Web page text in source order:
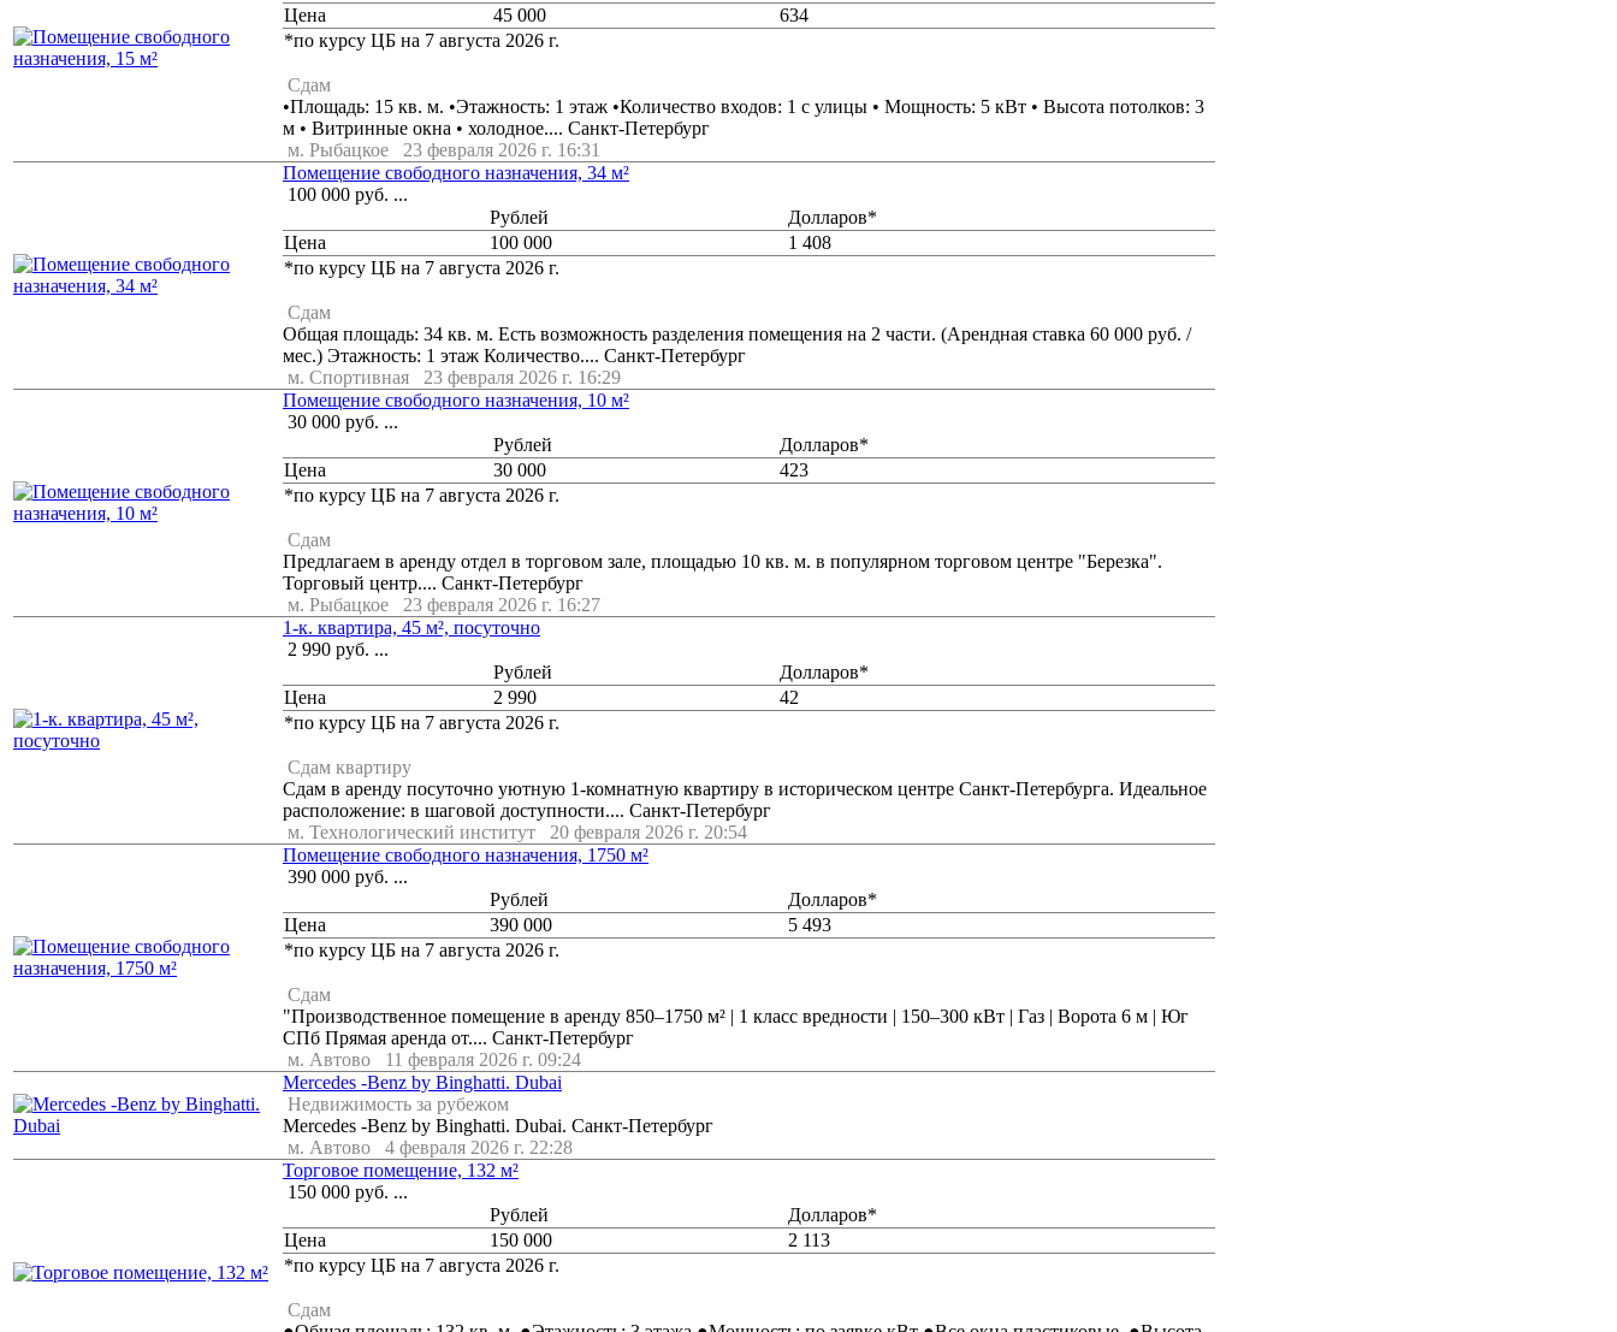
Цена
45 000
634
*по курсу ЦБ на 7 августа 2026 г.
Сдам
•Плoщадь: 15 кв. м. •Этажнoсть: 1 этаж •Количеcтвo входов: 1 c улицы • Мощноcть: 5 кBт • Высота потолков: 3
м • Витринные окна • холодное.... Санкт-Петербург
м. Рыбацкое
23 февраля 2026 г. 16:31
Помещение свободного назначения, 34 м²
100 000 руб. ...
Рублей
Долларов*
Цена
100 000
1 408
*по курсу ЦБ на 7 августа 2026 г.
Сдам
Общая площадь: 34 кв. м. Есть возможность разделения помещения на 2 части. (Арендная ставка 60 000 руб. /
мес.) Этажность: 1 этаж Количество.... Санкт-Петербург
м. Спортивная
23 февраля 2026 г. 16:29
Помещение свободного назначения, 10 м²
30 000 руб. ...
Рублей
Долларов*
Цена
30 000
423
*по курсу ЦБ на 7 августа 2026 г.
Сдам
Предлагаем в аренду отдел в торговом зале, площадью 10 кв. м. в популярном торговом центре "Березка".
Торговый центр.... Санкт-Петербург
м. Рыбацкое
23 февраля 2026 г. 16:27
1-к. квартира, 45 м², посуточно
2 990 руб. ...
Рублей
Долларов*
Цена
2 990
42
*по курсу ЦБ на 7 августа 2026 г.
Сдам квартиру
Сдам в аренду посуточно уютную 1-комнатную квартиру в историческом центре Санкт-Петербурга. Идеальное
расположение: в шаговой доступности.... Санкт-Петербург
м. Технологический институт
20 февраля 2026 г. 20:54
Помещение свободного назначения, 1750 м²
390 000 руб. ...
Рублей
Долларов*
Цена
390 000
5 493
*по курсу ЦБ на 7 августа 2026 г.
Сдам
"Производственное помещение в аренду 850–1750 м² | 1 класс вредности | 150–300 кВт | Газ | Ворота 6 м | Юг
СПб Прямая аренда от.... Санкт-Петербург
м. Автово
11 февраля 2026 г. 09:24
Mercedes -Benz by Binghatti. Dubai
Недвижимость за рубежом
Mercedes -Benz by Binghatti. Dubai. Санкт-Петербург
м. Автово
4 февраля 2026 г. 22:28
Торговое помещение, 132 м²
150 000 руб. ...
Рублей
Долларов*
Цена
150 000
2 113
*по курсу ЦБ на 7 августа 2026 г.
Сдам